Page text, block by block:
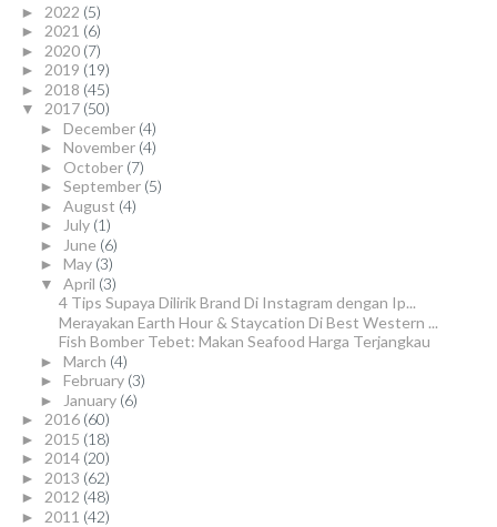
► 2022 (5)
► 2021 (6)
► 2020 (7)
► 2019 (19)
► 2018 (45)
▼ 2017 (50)
► December (4)
► November (4)
► October (7)
► September (5)
► August (4)
► July (1)
► June (6)
► May (3)
▼ April (3)
4 Tips Supaya Dilirik Brand Di Instagram dengan Ip...
Merayakan Earth Hour & Staycation Di Best Western ...
Fish Bomber Tebet: Makan Seafood Harga Terjangkau
► March (4)
► February (3)
► January (6)
► 2016 (60)
► 2015 (18)
► 2014 (20)
► 2013 (62)
► 2012 (48)
► 2011 (42)